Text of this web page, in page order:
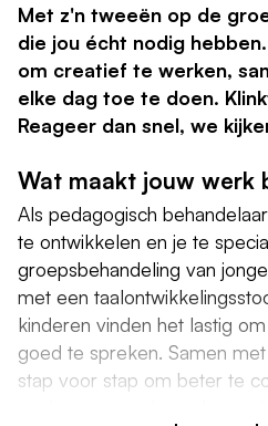
Met z'n tweeën op de
die jou écht nodig
om creatief te werken,
elke dag toe te doen.
Reageer dan snel, we
Wat maakt jouw werk
Als pedagogisch
te ontwikkelen en je te
groepsbehandeling van
met een
kinderen vinden het lastig
goed te spreken. Samen
stap voor stap om beter te